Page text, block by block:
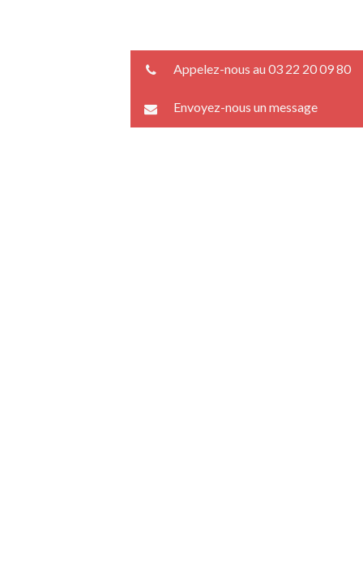
Appelez-nous au 03 22 20 09 80
Envoyez-nous un message